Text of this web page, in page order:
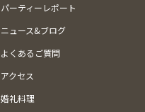
パーティーレポート
ニュース&ブログ
よくあるご質問
アクセス
婚礼料理